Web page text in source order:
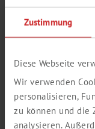
Zustimmung
Diese Webseite
Wir verwenden
personalisieren,
zu können und die
analysieren.